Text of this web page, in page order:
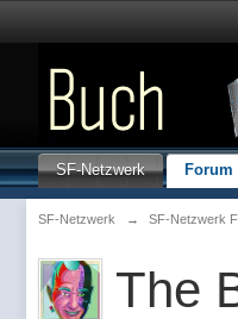
SF-Netzwerk Forum
SF-Netzwerk → SF-Netzwerk
The